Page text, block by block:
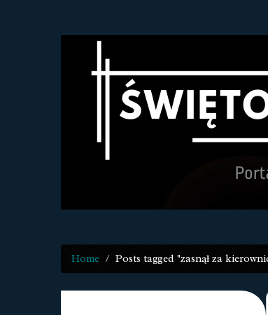
Home Posts tagged "zasnął za